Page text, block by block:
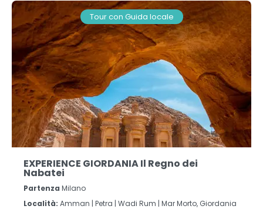
Tour con Guida locale
EXPERIENCE GIORDANIA Il Regno dei
Nabatei
Partenza Milano
Località: Amman | Petra | Wadi Rum | Mar Morto, Giordania